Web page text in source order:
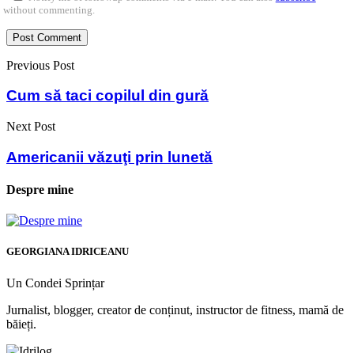
without commenting.
Previous Post
Cum să taci copilul din gură
Next Post
Americanii văzuţi prin lunetă
Despre mine
GEORGIANA IDRICEANU
Un Condei Sprințar
Jurnalist, blogger, creator de conținut, instructor de fitness, mamă de
băieți.